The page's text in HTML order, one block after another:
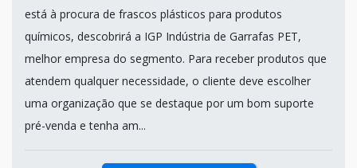
está à procura de frascos plásticos para produtos
químicos, descobrirá a IGP Indústria de Garrafas PET,
melhor empresa do segmento. Para receber produtos que
atendem qualquer necessidade, o cliente deve escolher
uma organização que se destaque por um bom suporte
pré-venda e tenha am...